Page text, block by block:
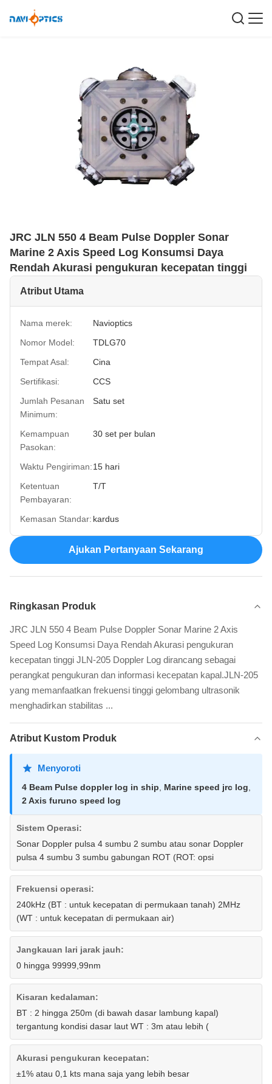
JRC JLN 550 4 Beam Pulse Doppler Sonar
Marine 2 Axis Speed ​​Log Konsumsi Daya
Rendah Akurasi pengukuran kecepatan tinggi
Atribut Utama
Nama merek:
Navioptics
Nomor Model:
TDLG70
Tempat Asal:
Cina
Sertifikasi:
CCS
Jumlah Pesanan
Minimum:
Satu set
Kemampuan
Pasokan:
30 set per bulan
Waktu Pengiriman:15 hari
Ketentuan
Pembayaran:
T/T
Kemasan Standar: kardus
Ajukan Pertanyaan Sekarang
Ringkasan Produk
JRC JLN 550 4 Beam Pulse Doppler Sonar Marine 2 Axis
Speed ​​Log Konsumsi Daya Rendah Akurasi pengukuran
kecepatan tinggi JLN-205 Doppler Log dirancang sebagai
perangkat pengukuran dan informasi kecepatan kapal.JLN-205
yang memanfaatkan frekuensi tinggi gelombang ultrasonik
menghadirkan stabilitas ...
Atribut Kustom Produk
Menyoroti
4 Beam Pulse doppler log in ship, Marine speed jrc log,
2 Axis furuno speed log
Sistem Operasi:
Sonar Doppler pulsa 4 sumbu 2 sumbu atau sonar Doppler
pulsa 4 sumbu 3 sumbu gabungan ROT (ROT: opsi
Frekuensi operasi:
240kHz (BT : untuk kecepatan di permukaan tanah) 2MHz
(WT : untuk kecepatan di permukaan air)
Jangkauan lari jarak jauh:
0 hingga 99999,99nm
Kisaran kedalaman:
BT : 2 hingga 250m (di bawah dasar lambung kapal)
tergantung kondisi dasar laut WT : 3m atau lebih (
Akurasi pengukuran kecepatan:
±1% atau 0,1 kts mana saja yang lebih besar